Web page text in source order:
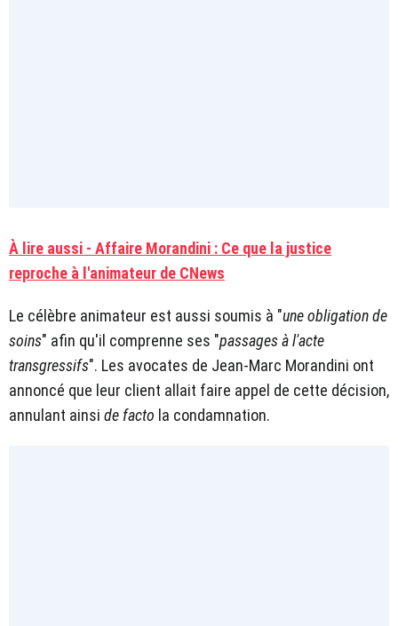
À lire aussi - Affaire Morandini : Ce que la justice
reproche à l'animateur de CNews
Le célèbre animateur est aussi soumis à "une obligation de
soins" afin qu'il comprenne ses "passages à l'acte
transgressifs". Les avocates de Jean-Marc Morandini ont
annoncé que leur client allait faire appel de cette décision,
annulant ainsi de facto la condamnation.